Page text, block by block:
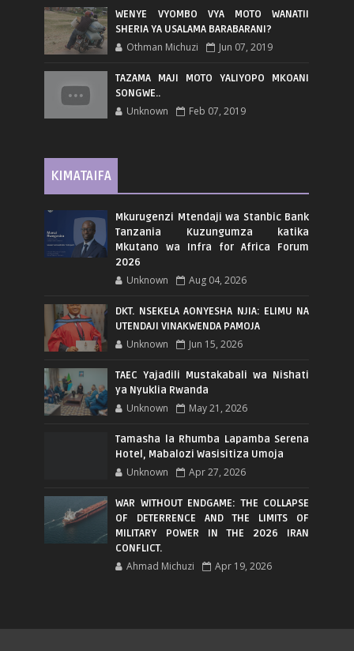
WENYE VYOMBO VYA MOTO WANATII
SHERIA YA USALAMA BARABARANI?
Othman Michuzi Jun 07, 2019
TAZAMA MAJI MOTO YALIYOPO MKOANI
SONGWE..
Unknown Feb 07, 2019
KIMATAIFA
Mkurugenzi Mtendaji wa Stanbic Bank
Tanzania Kuzungumza katika
Mkutano wa Infra for Africa Forum
2026
Unknown Aug 04, 2026
DKT. NSEKELA AONYESHA NJIA: ELIMU NA
UTENDAJI VINAKWENDA PAMOJA
Unknown Jun 15, 2026
TAEC Yajadili Mustakabali wa Nishati
ya Nyuklia Rwanda
Unknown May 21, 2026
Tamasha la Rhumba Lapamba Serena
Hotel, Mabalozi Wasisitiza Umoja
Unknown Apr 27, 2026
WAR WITHOUT ENDGAME: THE COLLAPSE
OF DETERRENCE AND THE LIMITS OF
MILITARY POWER IN THE 2026 IRAN
CONFLICT.
Ahmad Michuzi Apr 19, 2026